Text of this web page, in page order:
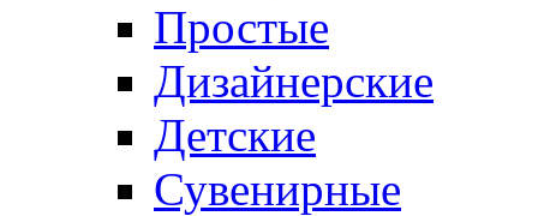
Простые
Дизайнерские
Детские
Сувенирные